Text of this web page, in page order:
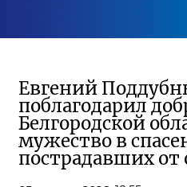
Евгений
поблагодарил
Белгородской
мужество в
пострадавших от